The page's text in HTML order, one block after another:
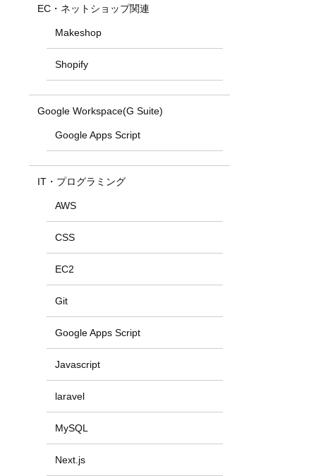
EC・ネットショップ関連
Makeshop
Shopify
Google Workspace(G Suite)
Google Apps Script
IT・プログラミング
AWS
CSS
EC2
Git
Google Apps Script
Javascript
laravel
MySQL
Next.js